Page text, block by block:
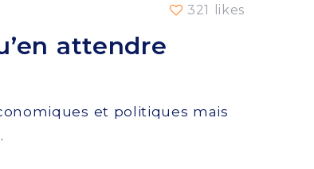
321 likes
attendre
et politiques mais